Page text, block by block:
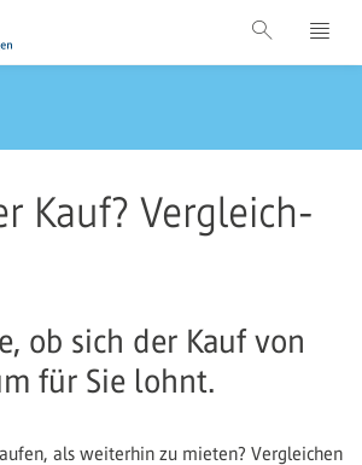
Kauf? Vergleich-
ob sich der Kauf von
für Sie lohnt.
als weiterhin zu mieten? Vergleichen